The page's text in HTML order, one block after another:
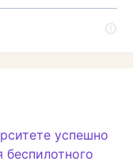
успешно